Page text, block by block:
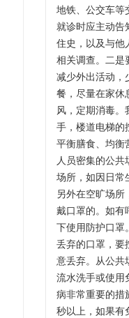
地铁、公交车等
就诊时应主动告
住史，以及与他
相关调查。二是
减少外出活动，
餐，尽量在家休
风，定期消毒。
手，楼道电梯的
平衡膳食、均衡
人员密集的公共
场所，如因日常
另外在空旷场所
戴口罩的。如有
下使用防护口罩
丢弃的口罩，要
意丢弃。从公共
流水洗手或使用
病非常重要的措
秒以上，如果有